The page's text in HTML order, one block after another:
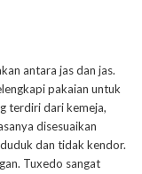
antara jas dan jas.
pakaian untuk
terdiri dari kemeja,
disesuaikan
dan tidak kendor.
Tuxedo sangat